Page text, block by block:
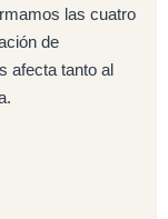
las cuatro
de
afecta tanto al